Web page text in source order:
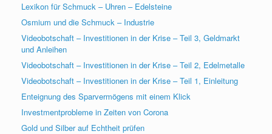
Lexikon für Schmuck – Uhren – Edelsteine
Osmium und die Schmuck – Industrie
Videobotschaft – Investitionen in der Krise – Teil 3, Geldmarkt
und Anleihen
Videobotschaft – Investitionen in der Krise – Teil 2, Edelmetalle
Videobotschaft – Investitionen in der Krise – Teil 1, Einleitung
Enteignung des Sparvermögens mit einem Klick
Investmentprobleme in Zeiten von Corona
Gold und Silber auf Echtheit prüfen